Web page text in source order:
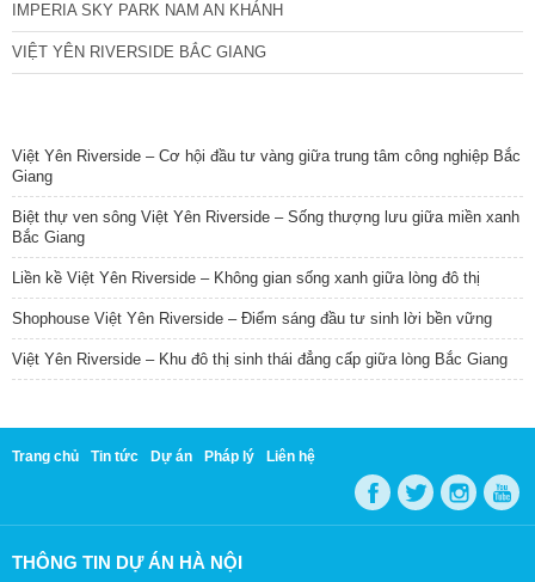
IMPERIA SKY PARK NAM AN KHÁNH
VIỆT YÊN RIVERSIDE BẮC GIANG
Việt Yên Riverside – Cơ hội đầu tư vàng giữa trung tâm công nghiệp Bắc
Giang
Biệt thự ven sông Việt Yên Riverside – Sống thượng lưu giữa miền xanh
Bắc Giang
Liền kề Việt Yên Riverside – Không gian sống xanh giữa lòng đô thị
Shophouse Việt Yên Riverside – Điểm sáng đầu tư sinh lời bền vững
Việt Yên Riverside – Khu đô thị sinh thái đẳng cấp giữa lòng Bắc Giang
Trang chủ Tin tức Dự án Pháp lý Liên hệ
THÔNG TIN DỰ ÁN HÀ NỘI